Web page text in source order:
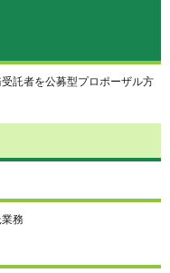
託者を公募型プロポーザル方
務